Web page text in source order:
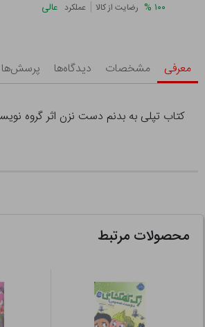
۱۰۰ % رضایت از کالا | عملکرد عالی
معرفی مشخصات دیدگاه‌ها پرسش‌ها
کتاب تپلی به بدنم دست نزن اثر گروه
محصولات مرتبط